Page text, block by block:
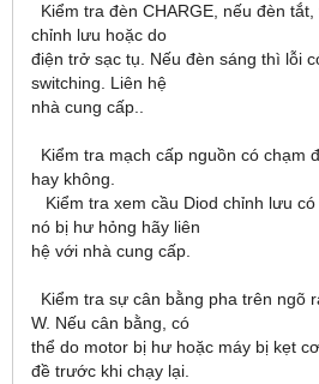
Kiểm tra đèn CHARGE, nếu đèn
chỉnh lưu hoặc do
điện trở sạc tụ. Nếu đèn sáng thì lỗi
switching. Liên hệ
nhà cung cấp..
Kiểm tra mạch cấp nguồn có chạm
hay không.
Kiểm tra xem cầu Diod chỉnh lưu
nó bị hư hỏng hãy liên
hệ với nhà cung cấp.
Kiểm tra sự cân bằng pha trên ngõ
W. Nếu cân bằng, có
thể do motor bị hư hoặc máy bị kẹt
đề trước khi chạy lại.